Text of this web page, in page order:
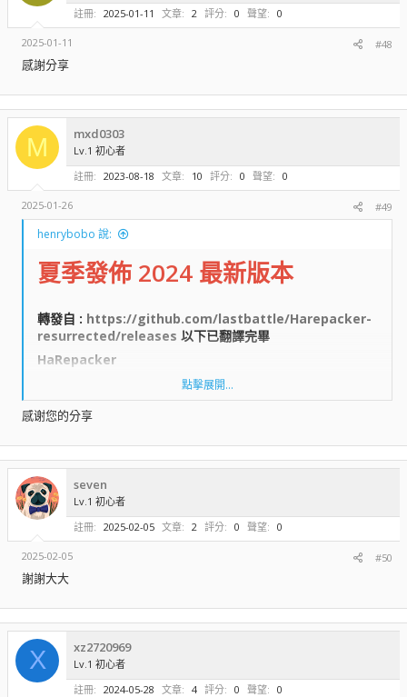
註冊
2025-01-11 文章 2 評分 0 聲望 0
2025-01-11 #48
感謝分享
M mxd0303
Lv.1 初心者
註冊
2023-08-18 文章 10 評分 0 聲望 0
2025-01-26 #49
henrybobo 說:
夏季發佈 2024 最新版本
轉發自 : https://github.com/lastbattle/Harepacker-
resurrected/releases 以下已翻譯完畢​
HaRepacker​
HaCreator​
WzLib/ MapleLib​
單元測試​
運行該軟件至少需要 Microsoft .NET framework 4.8。它應該已經預裝
在 Windows 10 上，否則可以在這裡下載：
https://dotnet.microsoft.com/download/visual-studio-sdks?
utm_source=getdotnetsdk
瀏覽附件715
*** 隱藏內容無法引用 ***
點擊展開...
感谢您的分享
seven
Lv.1 初心者
註冊
2025-02-05 文章 2 評分 0 聲望 0
2025-02-05 #50
謝謝大大
X xz2720969
Lv.1 初心者
註冊
2024-05-28 文章 4 評分 0 聲望 0